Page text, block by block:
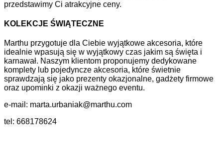
przedstawimy Ci atrakcyjne ceny.
KOLEKCJE ŚWIĄTECZNE
Marthu przygotuje dla Ciebie wyjątkowe akcesoria, które
idealnie wpasują się w wyjątkowy czas jakim są święta i
karnawał. Naszym klientom proponujemy dedykowane
komplety lub pojedyncze akcesoria, które świetnie
sprawdzają się jako prezenty okazjonalne, gadżety firmowe
oraz upominki z okazji ważnego eventu.
e-mail: marta.urbaniak@marthu.com
tel: 668178624